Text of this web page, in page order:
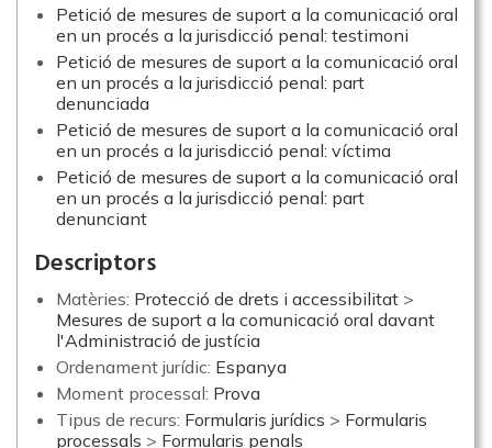
Petició de mesures de suport a la comunicació oral
en un procés a la jurisdicció penal: testimoni
Petició de mesures de suport a la comunicació oral
en un procés a la jurisdicció penal: part
denunciada
Petició de mesures de suport a la comunicació oral
en un procés a la jurisdicció penal: víctima
Petició de mesures de suport a la comunicació oral
en un procés a la jurisdicció penal: part
denunciant
Descriptors
Matèries: Protecció de drets i accessibilitat >
Mesures de suport a la comunicació oral davant
l'Administració de justícia
Ordenament jurídic: Espanya
Moment processal: Prova
Tipus de recurs: Formularis jurídics > Formularis
processals > Formularis penals